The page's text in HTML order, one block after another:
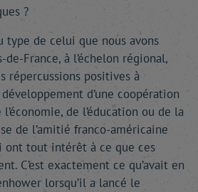
?
type de celui que nous avons
France, à l’échelon régional,
répercussions positives à
d’une coopération
de l’éducation ou de la
de l’amitié franco-américaine
ont tout intérêt à ce que ces
C’est exactement ce qu’avait en
lorsqu’il a lancé le